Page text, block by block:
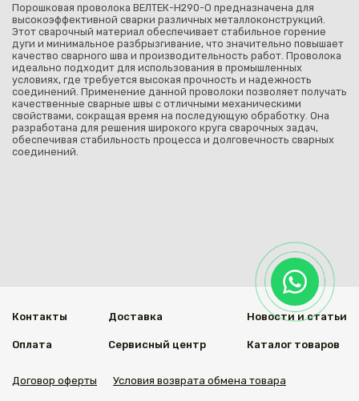
Порошковая проволока ВЕЛТЕК-Н290-О предназначена для
высокоэффективной сварки различных металлоконструкций.
Этот сварочный материал обеспечивает стабильное горение
дуги и минимальное разбрызгивание, что значительно повышает
качество сварного шва и производительность работ. Проволока
идеально подходит для использования в промышленных
условиях, где требуется высокая прочность и надежность
соединений. Применение данной проволоки позволяет получать
качественные сварные швы с отличными механическими
свойствами, сокращая время на последующую обработку. Она
разработана для решения широкого круга сварочных задач,
обеспечивая стабильность процесса и долговечность сварных
соединений.
Контакты
Оплата
Доставка
Сервисный центр
Новости и статьи
Каталог товаров
Договор оферты Условия возврата обмена товара